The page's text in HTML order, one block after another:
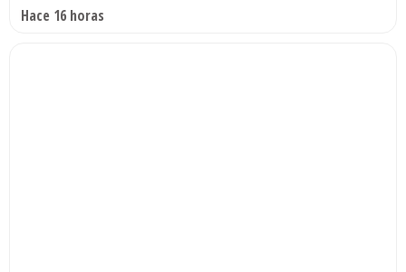
Hace 16 horas